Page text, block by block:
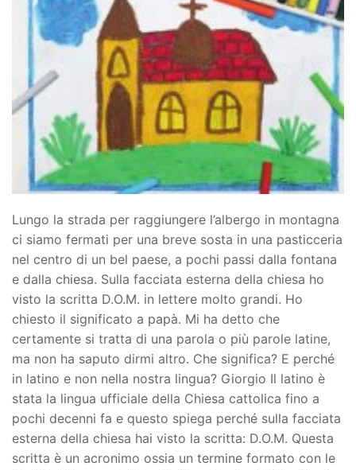
Lungo la strada per raggiungere l’albergo in montagna
ci siamo fermati per una breve sosta in una pasticceria
nel centro di un bel paese, a pochi passi dalla fontana
e dalla chiesa. Sulla facciata esterna della chiesa ho
visto la scritta D.O.M. in lettere molto grandi. Ho
chiesto il significato a papà. Mi ha detto che
certamente si tratta di una parola o più parole latine,
ma non ha saputo dirmi altro. Che significa? E perché
in latino e non nella nostra lingua? Giorgio Il latino è
stata la lingua ufficiale della Chiesa cattolica fino a
pochi decenni fa e questo spiega perché sulla facciata
esterna della chiesa hai visto la scritta: D.O.M. Questa
scritta è un acronimo ossia un termine formato con le